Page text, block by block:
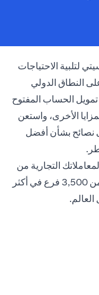
لتلبية الاحتياجات
النطاق الدولي
الحساب المفتوح
الأخرى، واستعن
نصائح بشأن أفضل
التجارية من
خلال خبرائنا الماليين المنتشرين في أكثر من 3,500 فرع في أكثر